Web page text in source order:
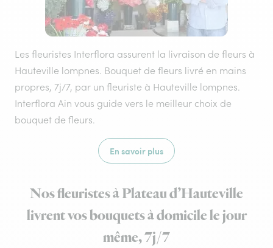
Les fleuristes Interflora assurent la livraison de fleurs à
Hauteville lompnes. Bouquet de fleurs livré en mains
propres, 7j/7, par un fleuriste à Hauteville lompnes.
Interflora Ain vous guide vers le meilleur choix de
bouquet de fleurs.
En savoir plus
Nos fleuristes à Plateau d’Hauteville
livrent vos bouquets à domicile le jour
même, 7j/7